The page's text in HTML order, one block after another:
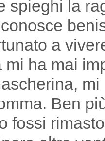
spieghi la
a
mi ha mai
Ben
fossi